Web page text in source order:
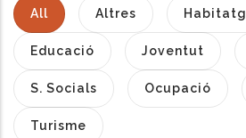
All Altres
Educació Joventut
S. Socials Ocupació
Turisme